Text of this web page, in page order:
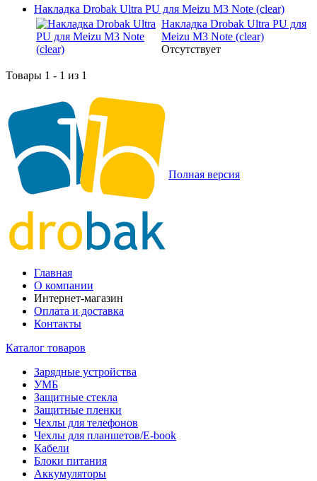
Накладка Drobak Ultra PU для Meizu M3 Note (clear)
Накладка Drobak Ultra PU для
Meizu M3 Note (clear)
Отсутствует
Товары 1 - 1 из 1
Полная версия
Главная
О компании
Интернет-магазин
Оплата и доставка
Контакты
Каталог товаров
Зарядные устройства
УМБ
Защитные стекла
Защитные пленки
Чехлы для телефонов
Чехлы для планшетов/E-book
Кабели
Блоки питания
Аккумуляторы